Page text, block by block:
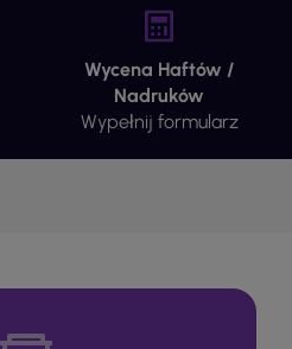
Wycena Haftów /
Nadruków
Wypełnij formularz